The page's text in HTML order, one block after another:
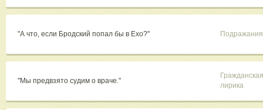
"А что, если Бродский попал бы в Ехо?" Подражания
"Мы предвзято судим о враче."
Гражданская
лирика